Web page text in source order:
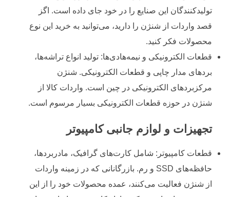
تولیدکنندگان این صنایع را در خود جای داده است. اگز
قصد واردات از شنژن را دارید، می‌توانید به خرید این نوع
محصولات فکر کنید.
قطعات الکترونیکی و نیمه‌هادی‌ها: تولید انواع تراشه‌ها،
بردهای مدار چاپی و قطعات الکترونیکی. شنژن
مرکزبردهای الکترونیکی در چین است. واردات کالا از
شنژن در حوزه قطعات الکترونیکی بسیار مرسوم است.
تجهیزات و لوازم جانبی کامپیوتر
قطعات کامپیوتر: شامل کارت‌های گرافیک، مادربردها،
حافظه‌های SSD و رم. بازرگانانی که در زمینه واردات
از شنژن فعالیت می‌کنند، عمده محصولات خود را از این